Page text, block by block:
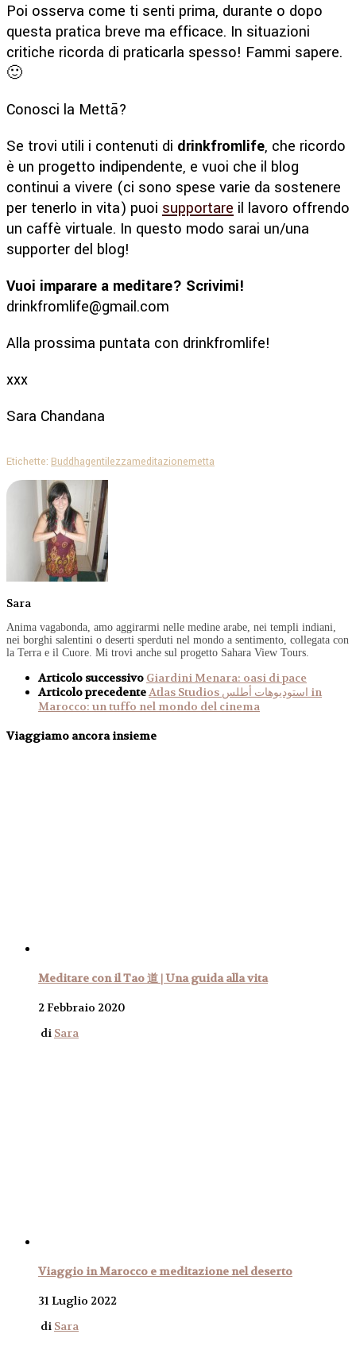
Poi osserva come ti senti prima, durante o dopo
questa pratica breve ma efficace. In situazioni
critiche ricorda di praticarla spesso! Fammi sapere.
🙂
Conosci la Mettā?
Se trovi utili i contenuti di drinkfromlife, che ricordo
è un progetto indipendente, e vuoi che il blog
continui a vivere (ci sono spese varie da sostenere
per tenerlo in vita) puoi supportare il lavoro offrendo
un caffè virtuale. In questo modo sarai un/una
supporter del blog!
Vuoi imparare a meditare? Scrivimi!
drinkfromlife@gmail.com
Alla prossima puntata con drinkfromlife!
xxx
Sara Chandana
Etichette: Buddhagentilezzameditazionemetta
Sara
Anima vagabonda, amo aggirarmi nelle medine arabe, nei templi indiani,
nei borghi salentini o deserti sperduti nel mondo a sentimento, collegata con
la Terra e il Cuore. Mi trovi anche sul progetto Sahara View Tours.
Articolo successivo Giardini Menara: oasi di pace
Articolo precedenteAtlas Studios استوديوهات أطلس in
Marocco: un tuffo nel mondo del cinema
Viaggiamo ancora insieme
Meditare con il Tao 道 | Una guida alla vita
2 Febbraio 2020
di Sara
Viaggio in Marocco e meditazione nel deserto
31 Luglio 2022
di Sara